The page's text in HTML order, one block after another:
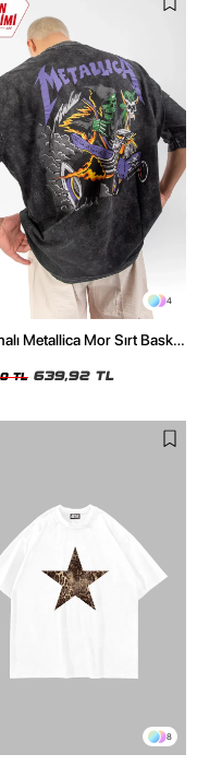
4
Metallica Mor Sırt Baskılı
TL 639,92 TL
8